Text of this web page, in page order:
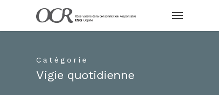
Catégorie
Vigie quotidienne